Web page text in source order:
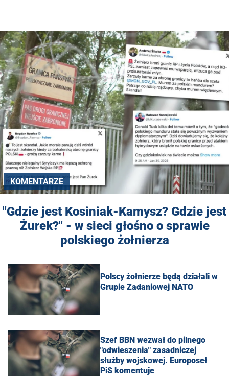
KOMENTARZE
"Gdzie jest Kosiniak-Kamysz? Gdzie jest
Żurek?" - w sieci głośno o sprawie
polskiego żołnierza
Polscy żołnierze będą działali w
Grupie Zadaniowej NATO
Szef BBN wezwał do pilnego
"odwieszenia" zasadniczej
służby wojskowej. Europoseł
PiS komentuje